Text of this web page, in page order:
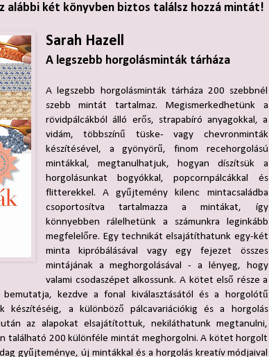
alábbi két könyvben biztos találsz hozzá mintát!
Sarah Hazell
A legszebb horgolásminták tárháza
A legszebb horgolásminták tárháza 200 szebbnél
szebb mintát tartalmaz. Megismerkedhetünk a
rövidpálcákból álló erős, strapabíró anyagokkal, a
vidám, többszínű tüske- vagy chevronminták
készítésével, a gyönyörű, finom recehorgolású
mintákkal, megtanulhatjuk, hogyan díszítsük a
horgolásunkat bogyókkal, popcornpálcákkal és
flitterekkel. A gyűjtemény kilenc mintacsaládba
csoportosítva tartalmazza a mintákat, így
könnyebben rálelhetünk a számunkra leginkább
megfelelőre. Egy technikát elsajátíthatunk egy-két
minta kipróbálásával vagy egy fejezet összes
mintájának a meghorgolásával - a lényeg, hogy
valami csodaszépet alkossunk. A kötet első része a
kezdve a fonal kiválasztásától és a horgolótű
készítéséig, a különböző pálcavariációkig és a horgolás
az alapokat elsajátítottuk, nekiláthatunk megtanulni,
található 200 különféle mintát meghorgolni. A kötet horgolt
gyűjteménye, új mintákkal és a horgolás kreatív módjaival